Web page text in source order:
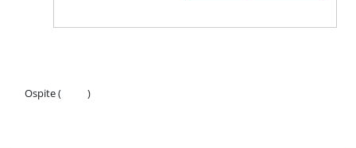
Ospite (
)